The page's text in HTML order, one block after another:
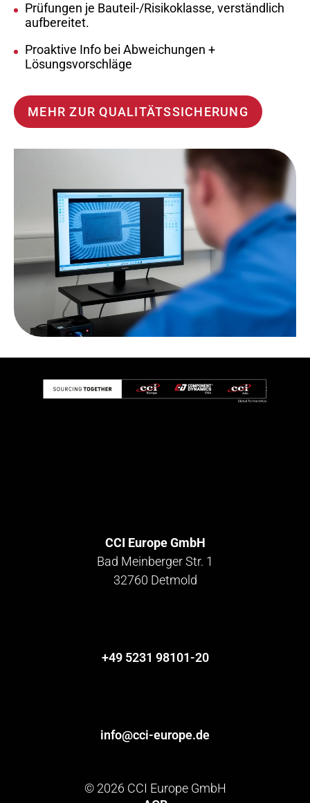
Prüfungen je Bauteil-/Risikoklasse, verständlich
aufbereitet.
Proaktive Info bei Abweichungen +
Lösungsvorschläge
MEHR ZUR QUALITÄTSSICHERUNG
CCI Europe GmbH
Bad Meinberger Str. 1
32760 Detmold
+49 5231 98101-20
info@cci-europe.de
© 2026 CCI Europe GmbH